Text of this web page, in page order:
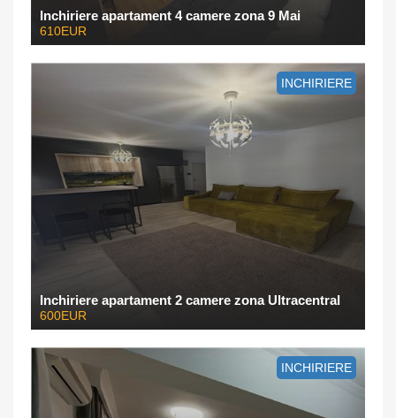
Inchiriere apartament 4 camere zona 9 Mai
610EUR
INCHIRIERE
Inchiriere apartament 2 camere zona Ultracentral
600EUR
INCHIRIERE